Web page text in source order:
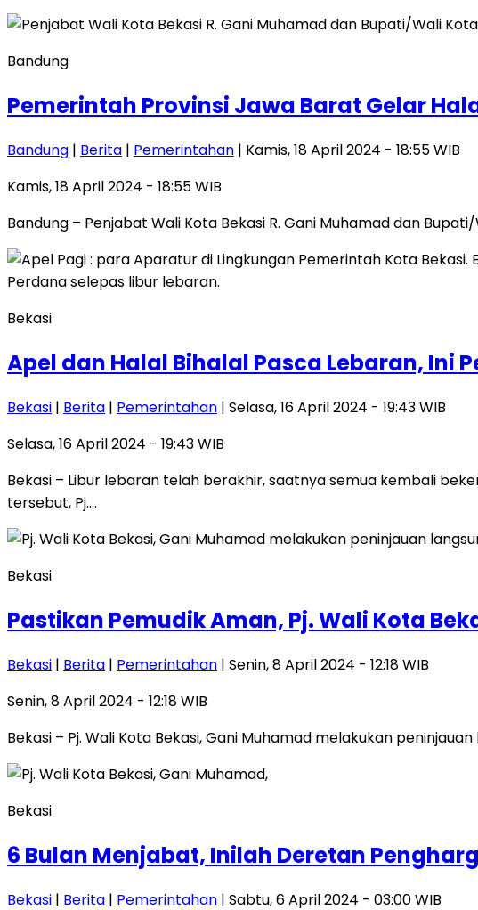
Bandung
Pemerintah Provinsi Jawa Barat Gelar
Bandung | Berita | Pemerintahan | Kamis, 18 April 2024 - 18:55 WIB
Kamis, 18 April 2024 - 18:55 WIB
Bandung – Penjabat Wali Kota Bekasi R. Gani Muhamad dan
Bekasi
Apel dan Halal Bihalal Pasca Lebaran, Ini
Bekasi | Berita | Pemerintahan | Selasa, 16 April 2024 - 19:43 WIB
Selasa, 16 April 2024 - 19:43 WIB
Bekasi – Libur lebaran telah berakhir, saatnya semua kembali
tersebut, Pj….
Bekasi
Pastikan Pemudik Aman, Pj. Wali Kota
Bekasi | Berita | Pemerintahan | Senin, 8 April 2024 - 12:18 WIB
Senin, 8 April 2024 - 12:18 WIB
Bekasi – Pj. Wali Kota Bekasi, Gani Muhamad melakukan
Bekasi
6 Bulan Menjabat, Inilah Deretan
Bekasi | Berita | Pemerintahan | Sabtu, 6 April 2024 - 03:00 WIB